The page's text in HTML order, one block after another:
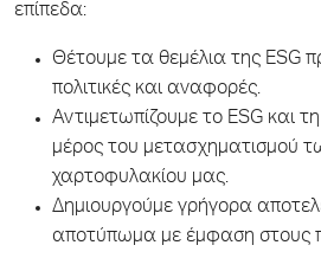
επίπεδα:
Θέτουμε τα θεμέλια της ESG
πολιτικές και αναφορές.
Αντιμετωπίζουμε το ESG και
μέρος του μετασχηματισμού
χαρτοφυλακίου μας.
Δημιουργούμε γρήγορα
αποτύπωμα με έμφαση στους